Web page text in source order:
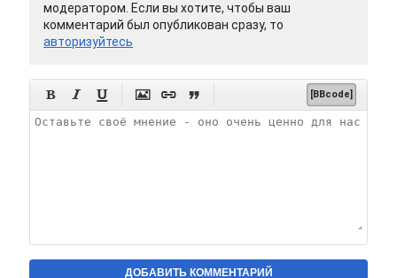
модератором. Если вы хотите, чтобы ваш
комментарий был опубликован сразу, то
авторизуйтесь
      [BBcode]